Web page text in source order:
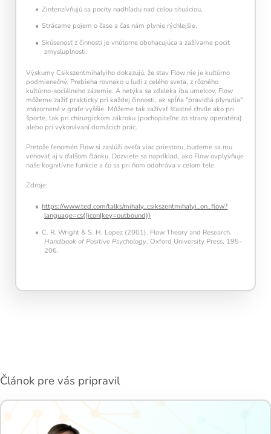
Zintenzívňujú sa pocity nadhľadu nad celou situáciou,
Strácame pojem o čase a čas nám plynie rýchlejšie,
Skúsenosť z činnosti je vnútorne obohacujúca a zažívame pocit
zmysluplnosti.
Výskumy Csikszentmihalyiho dokazujú, že stav Flow nie je kultúrno
podmienečný. Prebieha rovnako u ľudí z celého sveta, z rôzného
kultúrno-sociálneho zázemie. A netýka sa zďaleka iba umelcov. Flow
môžeme zažiť prakticky pri každej činnosti, ak spĺňa "pravidlá plynutia"
znázornené v grafe vyššie. Môžeme tak zažívať šťastné chvíle ako pri
športe, tak pri chirurgickom zákroku (pochopiteľne zo strany operatéra)
alebo pri vykonávaní domácich prác.
Pretože fenomén Flow si zaslúži oveľa viac priestoru, budeme sa mu
venovať aj v ďalšom článku. Dozviete sa napríklad, ako Flow ovplyvňuje
naše kognitívne funkcie a čo sa pri ňom odohráva v celom tele.
Zdroje:
https://www.ted.com/talks/mihaly_csikszentmihalyi_on_flow?
language=cs{{icon|key=outbound}}
C. R. Wright & S. H. Lopez (2001). Flow Theory and Research.
Handbook of Positive Psychology. Oxford University Press, 195-
206.
Článok pre vás pripravil